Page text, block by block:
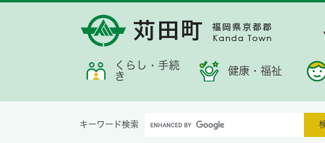
くらし・手続
き
健康・福祉
キーワード検索